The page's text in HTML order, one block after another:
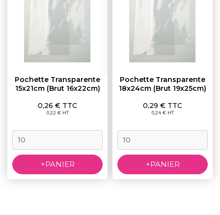
Pochette Transparente
15x21cm (brut 16x22cm)
0,26 € TTC
0,22 € HT
+PANIER
Pochette Transparente
18x24cm (brut 19x25cm)
0,29 € TTC
0,24 € HT
+PANIER